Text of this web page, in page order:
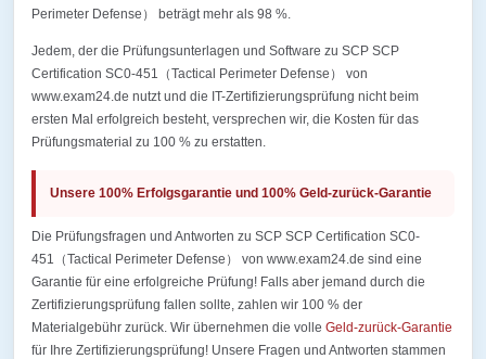
Perimeter Defense） beträgt mehr als 98 %.
Jedem, der die Prüfungsunterlagen und Software zu SCP SCP
Certification SC0-451（Tactical Perimeter Defense） von
www.exam24.de nutzt und die IT-Zertifizierungsprüfung nicht beim
ersten Mal erfolgreich besteht, versprechen wir, die Kosten für das
Prüfungsmaterial zu 100 % zu erstatten.
Unsere 100% Erfolgsgarantie und 100% Geld-zurück-Garantie
Die Prüfungsfragen und Antworten zu SCP SCP Certification SC0-
451（Tactical Perimeter Defense） von www.exam24.de sind eine
Garantie für eine erfolgreiche Prüfung! Falls aber jemand durch die
Zertifizierungsprüfung fallen sollte, zahlen wir 100 % der
Materialgebühr zurück. Wir übernehmen die volle Geld-zurück-Garantie
für Ihre Zertifizierungsprüfung! Unsere Fragen und Antworten stammen